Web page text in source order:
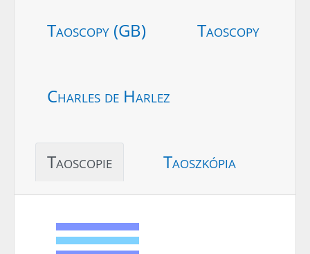
Taoscopy (GB) Taoscopy
Charles de Harlez
Taoscopie Taoszkópia